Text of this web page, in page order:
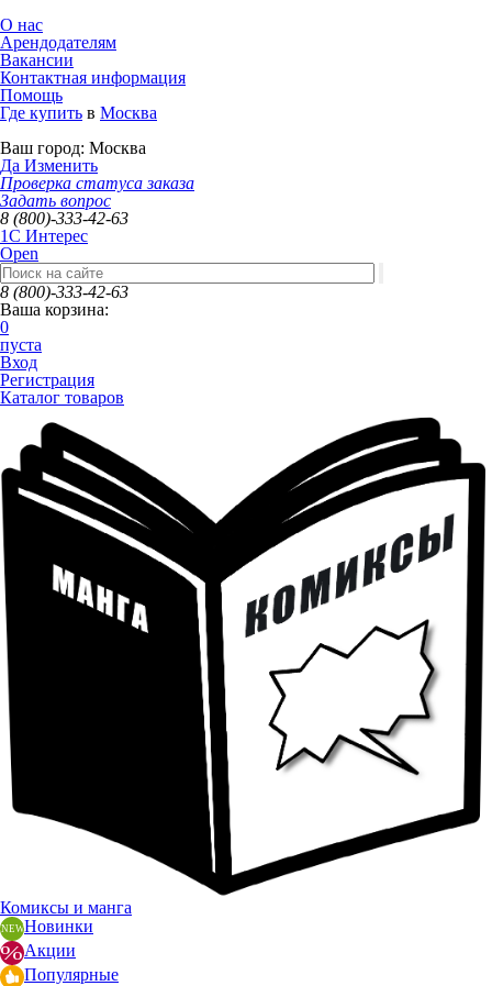
О нас
Арендодателям
Вакансии
Контактная информация
Помощь
Где купить в Москва
Ваш город: Москва
Да Изменить
Проверка статуса заказа
Задать вопрос
8 (800)-333-42-63
1C Интерес
Open
8 (800)-333-42-63
Ваша корзина:
0
пуста
Вход
Регистрация
Каталог товаров
Комиксы и манга
Новинки
Акции
Популярные